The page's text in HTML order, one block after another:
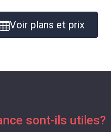
Voir plans et prix
sont-ils utiles?